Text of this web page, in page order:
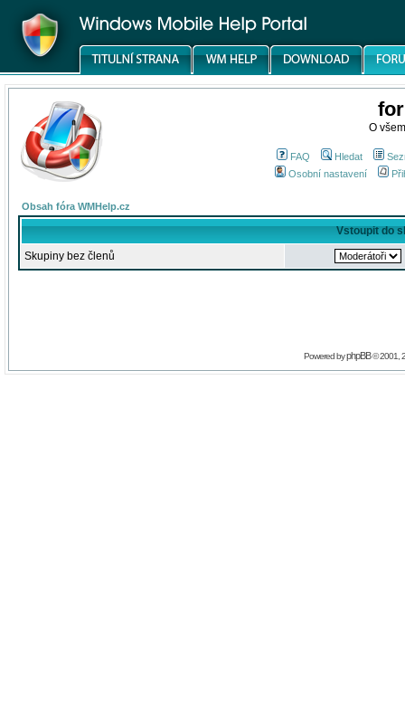
O
FAQ Hledat
Osobní nastavení
Obsah fóra WMHelp.cz
Vstoupit do
Skupiny bez členů
Powered byphpBB© 2001,